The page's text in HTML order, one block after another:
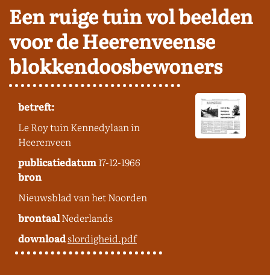
Een ruige tuin vol beelden
voor de Heerenveense
blokkendoosbewoners
betreft:
Le Roy tuin Kennedylaan in
Heerenveen
publicatiedatum17-12-1966
bron
Nieuwsblad van het Noorden
brontaalNederlands
downloadslordigheid.pdf